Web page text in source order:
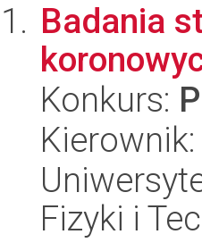
Badania
Konkurs:
Fizyki i